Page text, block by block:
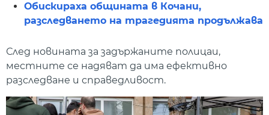
Обискираха общината в Кочани,
разследването на трагедията продължава
След новината за задържаните полицаи,
местните се надяват да има ефективно
разследване и справедливост.